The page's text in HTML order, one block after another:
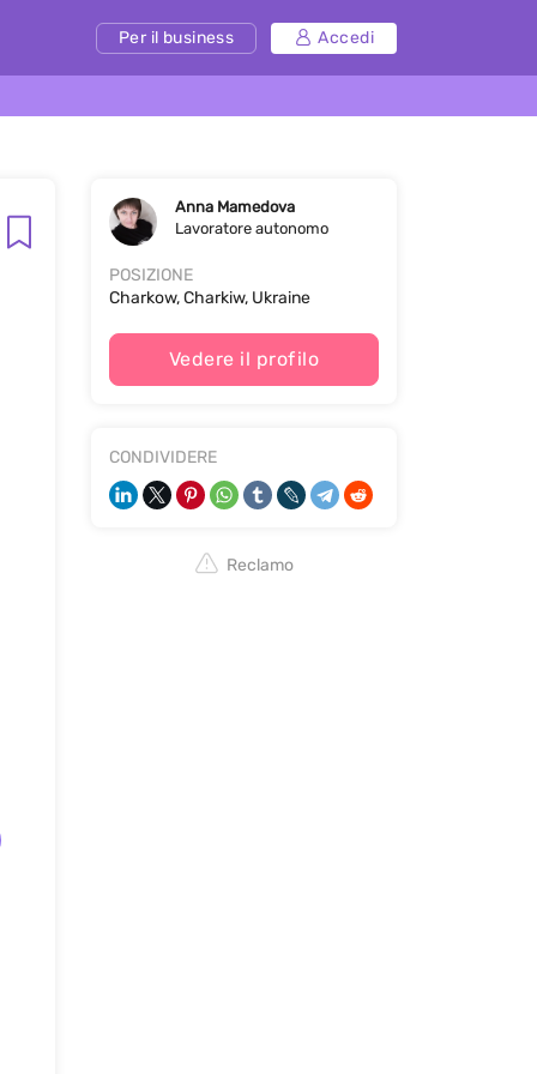
Per il business Accedi
Anna Mamedova
Lavoratore autonomo
POSIZIONE
Charkow, Charkiw, Ukraine
Vedere il profilo
CONDIVIDERE
Reclamo